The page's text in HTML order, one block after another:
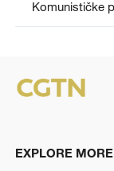
Komunističke
EXPLORE MORE